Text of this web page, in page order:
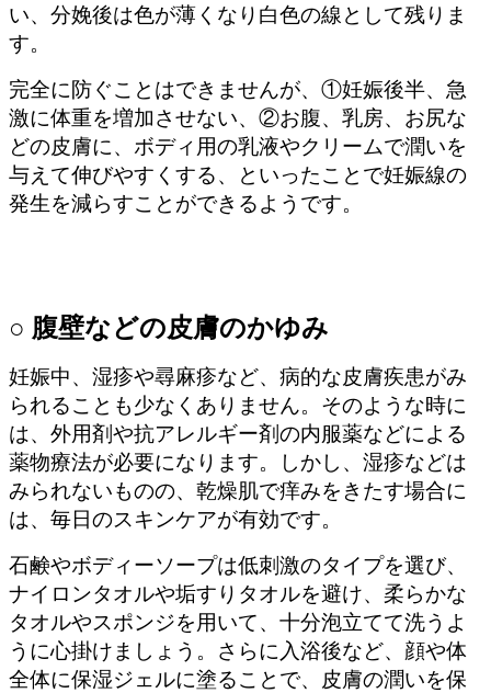
い、分娩後は色が薄くなり白色の線として残りま
す。
完全に防ぐことはできませんが、①妊娠後半、急
激に体重を増加させない、②お腹、乳房、お尻な
どの皮膚に、ボディ用の乳液やクリームで潤いを
与えて伸びやすくする、といったことで妊娠線の
発生を減らすことができるようです。
○ 腹壁などの皮膚のかゆみ
妊娠中、湿疹や尋麻疹など、病的な皮膚疾患がみ
られることも少なくありません。そのような時に
は、外用剤や抗アレルギー剤の内服薬などによる
薬物療法が必要になります。しかし、湿疹などは
みられないものの、乾燥肌で痒みをきたす場合に
は、毎日のスキンケアが有効です。
石鹸やボディーソープは低刺激のタイプを選び、
ナイロンタオルや垢すりタオルを避け、柔らかな
タオルやスポンジを用いて、十分泡立てて洗うよ
うに心掛けましょう。さらに入浴後など、顔や体
全体に保湿ジェルに塗ることで、皮膚の潤いを保